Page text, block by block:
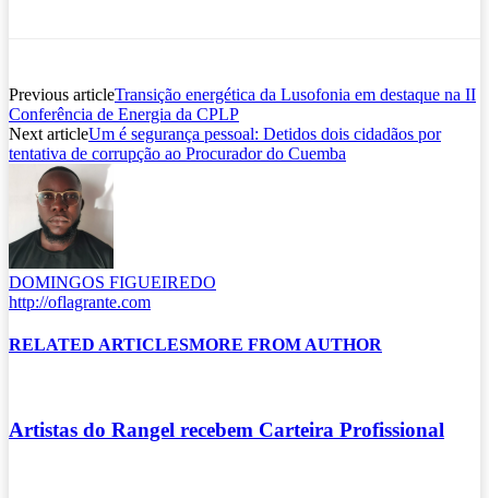
Previous articleTransição energética da Lusofonia em destaque na II
Conferência de Energia da CPLP
Next articleUm é segurança pessoal: Detidos dois cidadãos por
tentativa de corrupção ao Procurador do Cuemba
DOMINGOS FIGUEIREDO
http://oflagrante.com
RELATED ARTICLESMORE FROM AUTHOR
Artistas do Rangel recebem Carteira Profissional